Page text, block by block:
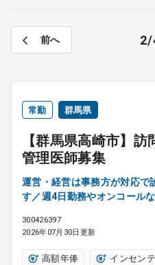
お問合せ
前へ 2
常勤 群馬県
【群馬県高崎市】
管理医師募集
運営・経営は事務方が対応で
す／週4日勤務やオンコール
300426397
2026年07月30日更新
高額年俸 インセン